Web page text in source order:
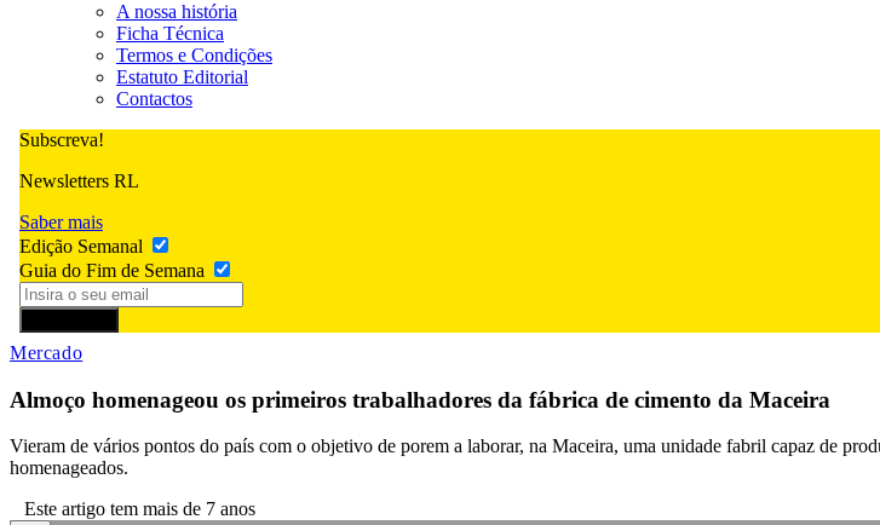
A nossa história
Ficha Técnica
Termos e Condições
Estatuto Editorial
Contactos
Subscreva!
Newsletters RL
Saber mais
Edição Semanal
Guia do Fim de Semana
Mercado
Almoço homenageou os primeiros trabalhadores da fábrica de cimento da Maceira
Vieram de vários pontos do país com o objetivo de porem a laborar, na Maceira, uma unidade fabril capaz de
homenageados.
Este artigo tem mais de 7 anos